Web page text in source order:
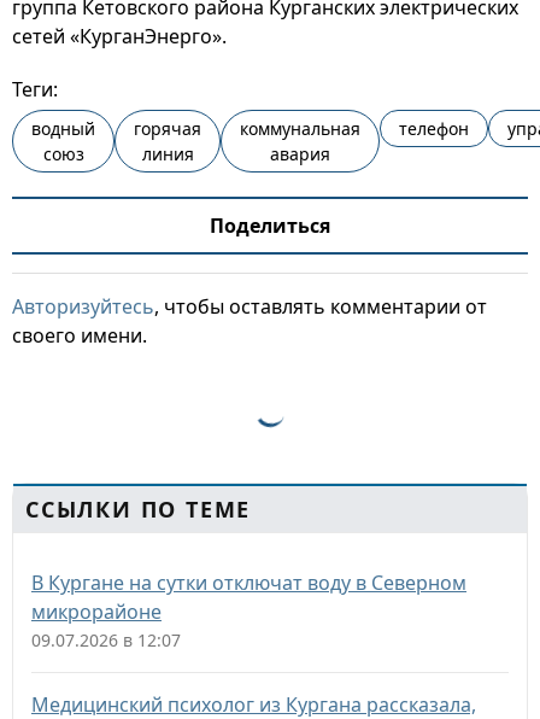
группа Кетовского района Курганских электрических
сетей «КурганЭнерго».
Теги:
водный
союз
горячая
линия
коммунальная
авария
телефон
Поделиться
Авторизуйтесь, чтобы оставлять комментарии от
своего имени.
ССЫЛКИ ПО ТЕМЕ
В Кургане на сутки отключат воду в Северном
микрорайоне
09.07.2026 в 12:07
Медицинский психолог из Кургана рассказала,